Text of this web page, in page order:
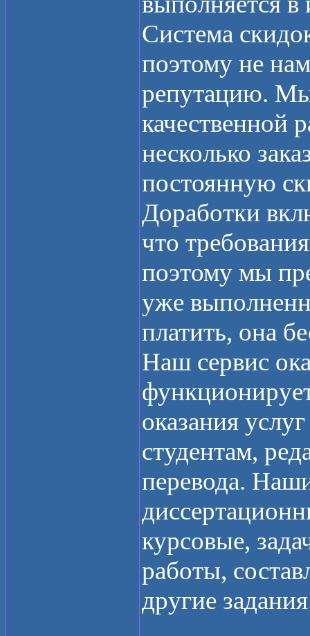
Система
поэтому не
репутацию. Мы
качественной
несколько
постоянную
Доработки
что
поэтому мы
уже
платить, она
Наш сервис
оказания
студентам,
перевода.
курсовые,
работы,
другие